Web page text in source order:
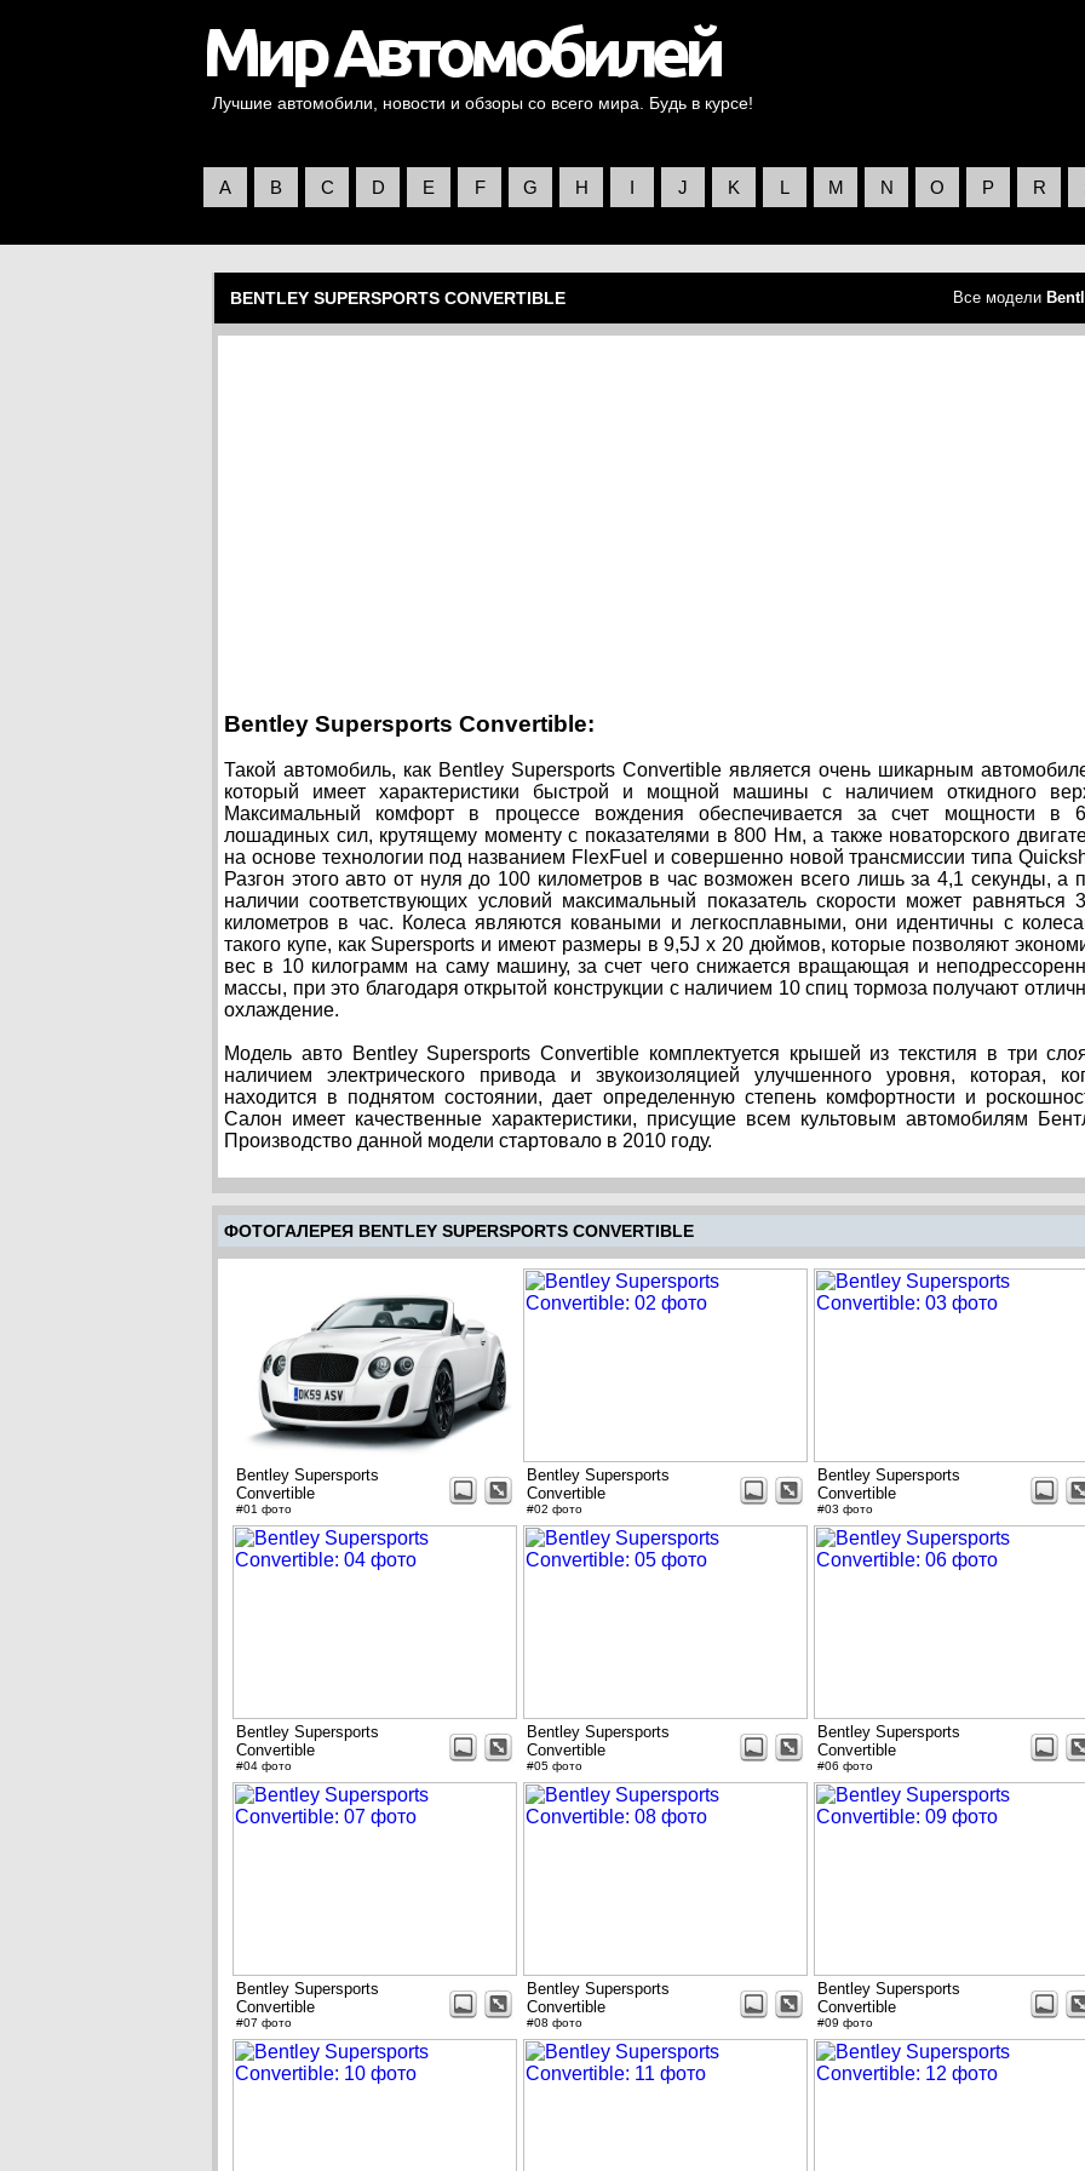
Лучшие автомобили, новости и обзоры со всего мира. Будь в курсе!
A B C D E F G H I J K L M N O P R
BENTLEY SUPERSPORTS CONVERTIBLE Все модели
Bentley Supersports Convertible:
Такой автомобиль, как Bentley Supersports Convertible является очень шикарным
который имеет характеристики быстрой и мощной машины с наличием откидного
Максимальный комфорт в процессе вождения обеспечивается за счет мощности в
лошадиных сил, крутящему моменту с показателями в 800 Нм, а также новаторского
на основе технологии под названием FlexFuel и совершенно новой трансмиссии типа
Разгон этого авто от нуля до 100 километров в час возможен всего лишь за 4,1 секунды, а
наличии соответствующих условий максимальный показатель скорости может равняться
километров в час. Колеса являются коваными и легкосплавными, они идентичны с
такого купе, как Supersports и имеют размеры в 9,5J x 20 дюймов, которые позволяют
вес в 10 килограмм на саму машину, за счет чего снижается вращающая и
массы, при это благодаря открытой конструкции с наличием 10 спиц тормоза получают
охлаждение.
Модель авто Bentley Supersports Convertible комплектуется крышей из текстиля в три
наличием электрического привода и звукоизоляцией улучшенного уровня, которая,
находится в поднятом состоянии, дает определенную степень комфортности и
Салон имеет качественные характеристики, присущие всем культовым автомобилям
Производство данной модели стартовало в 2010 году.
ФОТОГАЛЕРЕЯ BENTLEY SUPERSPORTS CONVERTIBLE
Bentley Supersports
Convertible
#01 фото
Bentley Supersports
Convertible
#02 фото
Bentley Supersports
Convertible
#03 фото
Bentley Supersports
Convertible
#04 фото
Bentley Supersports
Convertible
#05 фото
Bentley Supersports
Convertible
#06 фото
Bentley Supersports
Convertible
#07 фото
Bentley Supersports
Convertible
#08 фото
Bentley Supersports
Convertible
#09 фото